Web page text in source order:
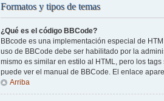
Formatos y tipos de temas
¿Qué es el código BBCode?
BBcode es una implementación especial de
uso de BBCode debe ser habilitado por la
mismo es similar en estilo al HTML, pero los
puede ver el manual de BBCode. El enlace
Arriba